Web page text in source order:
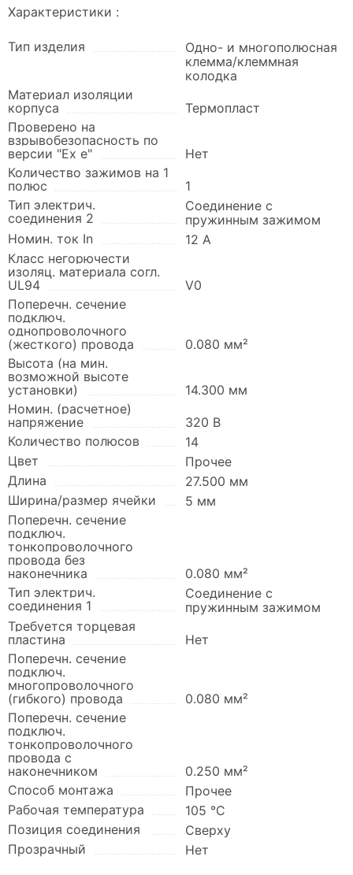
Характеристики :
Тип изделия
Одно- и многополюсная
клемма/клеммная
колодка
Материал изоляции
корпуса
Термопласт
Проверено на
взрывобезопасность по
версии "Ex e"
Нет
Количество зажимов на 1
полюс
1
Тип электрич.
соединения 2
Соединение с
пружинным зажимом
Номин. ток In
12 А
Класс негорючести
изоляц. материала согл.
UL94
V0
Поперечн. сечение
подключ.
однопроволочного
(жесткого) провода
0.080 мм²
Высота (на мин.
возможной высоте
установки)
14.300 мм
Номин. (расчетное)
напряжение
320 В
Количество полюсов
14
Цвет
Прочее
Длина
27.500 мм
Ширина/размер ячейки
5 мм
Поперечн. сечение
подключ.
тонкопроволочного
провода без
наконечника
0.080 мм²
Тип электрич.
соединения 1
Соединение с
пружинным зажимом
Требуется торцевая
пластина
Нет
Поперечн. сечение
подключ.
многопроволочного
(гибкого) провода
0.080 мм²
Поперечн. сечение
подключ.
тонкопроволочного
провода с
наконечником
0.250 мм²
Способ монтажа
Прочее
Рабочая температура
105 °C
Позиция соединения
Сверху
Прозрачный
Нет